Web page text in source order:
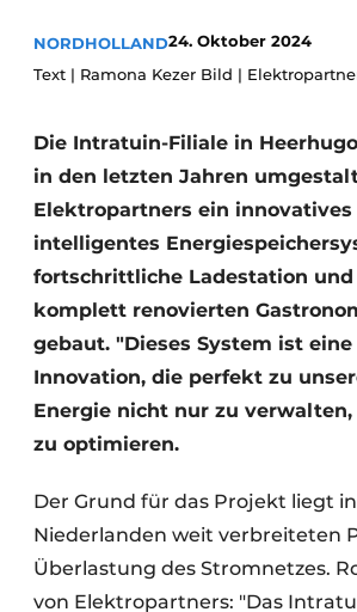
Datenschutz / Cookie-
Ein Stellenangebot
Freie Stellen
Videos
Modularer Aufbau
NORDHOLLAND24. Oktober 2024
Text | Ramona Kezer Bild |
Die Intratuin-Filiale in
in den letzten Jahren
Elektropartners ein innovatives
intelligentes
fortschrittliche Ladestation und
komplett renovierten
gebaut. "Dieses System ist
Innovation, die perfekt zu
Energie nicht nur zu verwalten,
zu optimieren.
Der Grund für das Projekt liegt
Niederlanden weit verbreiteten
Überlastung des Stromnetzes.
von Elektropartners: "Das